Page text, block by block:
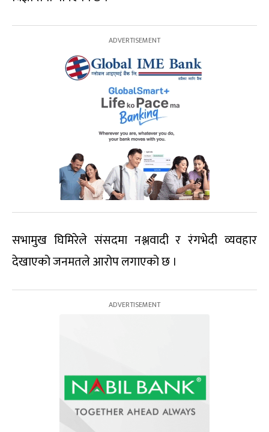
सभामुख घिमिरेले संसदमा नश्लवादी र रंगभेदी व्यवहार
देखाएको जनमतले आरोप लगाएको छ ।